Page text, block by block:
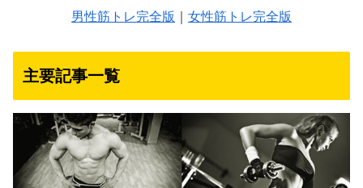
男性筋トレ完全版 女性筋トレ完全版
主要記事一覧